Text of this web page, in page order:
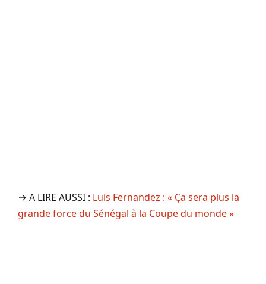
→ A LIRE AUSSI : Luis Fernandez : « Ça sera plus la
grande force du Sénégal à la Coupe du monde »